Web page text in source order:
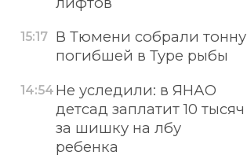
15:17 В Тюмени собрали тонну
погибшей в Туре рыбы
14:54 Не уследили: в ЯНАО
детсад заплатит 10 тысяч
за шишку на лбу
ребенка